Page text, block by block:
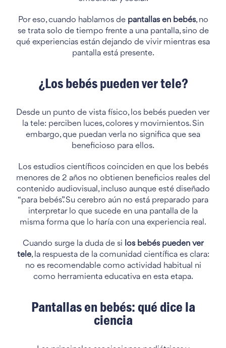
Por eso, cuando hablamos de pantallas en bebés, no
se trata solo de tiempo frente a una pantalla, sino de
qué experiencias están dejando de vivir mientras esa
pantalla está presente.
¿Los bebés pueden ver tele?
Desde un punto de vista físico, los bebés pueden ver
la tele: perciben luces, colores y movimientos. Sin
embargo, que puedan verla no significa que sea
beneficioso para ellos.
Los estudios científicos coinciden en que los bebés
menores de 2 años no obtienen beneficios reales del
contenido audiovisual, incluso aunque esté diseñado
“para bebés”. Su cerebro aún no está preparado para
interpretar lo que sucede en una pantalla de la
misma forma que lo haría con una experiencia real.
Cuando surge la duda de si los bebés pueden ver
tele, la respuesta de la comunidad científica es clara:
no es recomendable como actividad habitual ni
como herramienta educativa en esta etapa.
Pantallas en bebés: qué dice la
ciencia